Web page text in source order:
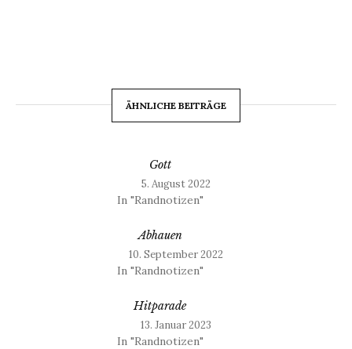
ÄHNLICHE BEITRÄGE
Gott
5. August 2022
In "Randnotizen"
Abhauen
10. September 2022
In "Randnotizen"
Hitparade
13. Januar 2023
In "Randnotizen"